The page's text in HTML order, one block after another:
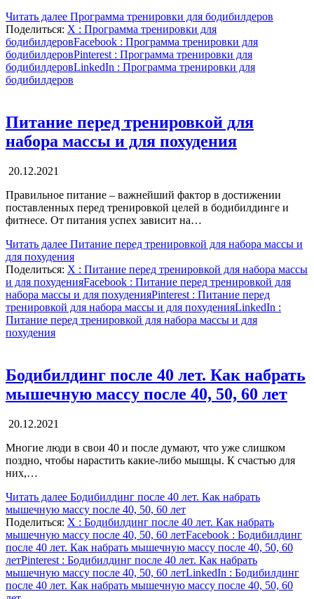
Читать далее Программа тренировки для бодибилдеров
Поделиться: X : Программа тренировки для
бодибилдеровFacebook : Программа тренировки для
бодибилдеровPinterest : Программа тренировки для
бодибилдеровLinkedIn : Программа тренировки для
бодибилдеров
Питание перед тренировкой для
набора массы и для похудения
20.12.2021
Правильное питание – важнейший фактор в достижении
поставленных перед тренировкой целей в бодибилдинге и
фитнесе. От питания успех зависит на…
Читать далее Питание перед тренировкой для набора массы и
для похудения
Поделиться: X : Питание перед тренировкой для набора массы
и для похуденияFacebook : Питание перед тренировкой для
набора массы и для похуденияPinterest : Питание перед
тренировкой для набора массы и для похуденияLinkedIn :
Питание перед тренировкой для набора массы и для
похудения
Бодибилдинг после 40 лет. Как набрать
мышечную массу после 40, 50, 60 лет
20.12.2021
Многие люди в свои 40 и после думают, что уже слишком
поздно, чтобы нарастить какие-либо мышцы. К счастью для
них,…
Читать далее Бодибилдинг после 40 лет. Как набрать
мышечную массу после 40, 50, 60 лет
Поделиться: X : Бодибилдинг после 40 лет. Как набрать
мышечную массу после 40, 50, 60 летFacebook : Бодибилдинг
после 40 лет. Как набрать мышечную массу после 40, 50, 60
летPinterest : Бодибилдинг после 40 лет. Как набрать
мышечную массу после 40, 50, 60 летLinkedIn : Бодибилдинг
после 40 лет. Как набрать мышечную массу после 40, 50, 60